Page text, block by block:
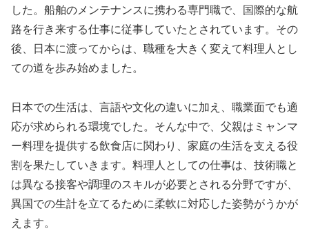
した。船舶のメンテナンスに携わる専門職で、国際的な航
路を行き来する仕事に従事していたとされています。その
後、日本に渡ってからは、職種を大きく変えて料理人とし
ての道を歩み始めました。
日本での生活は、言語や文化の違いに加え、職業面でも適
応が求められる環境でした。そんな中で、父親はミャンマ
ー料理を提供する飲食店に関わり、家庭の生活を支える役
割を果たしていきます。料理人としての仕事は、技術職と
は異なる接客や調理のスキルが必要とされる分野ですが、
異国での生計を立てるために柔軟に対応した姿勢がうかが
えます。